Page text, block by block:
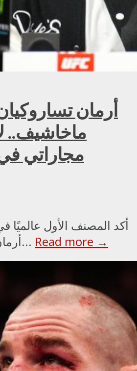
أرمان
ماخاشيف..
مجاراتي
أكد المصنف الأول عالميًا
أرمان تساروكيان، أن... Read more →